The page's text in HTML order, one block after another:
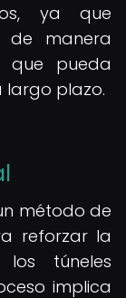
ya que
de manera
que pueda
largo plazo.
método de
reforzar la
túneles
implica